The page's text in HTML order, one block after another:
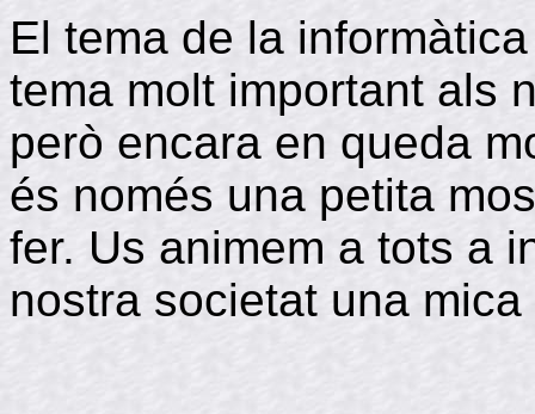
El tema de la
tema molt important als
però encara en queda
és només una petita
fer. Us animem a tots a
nostra societat una